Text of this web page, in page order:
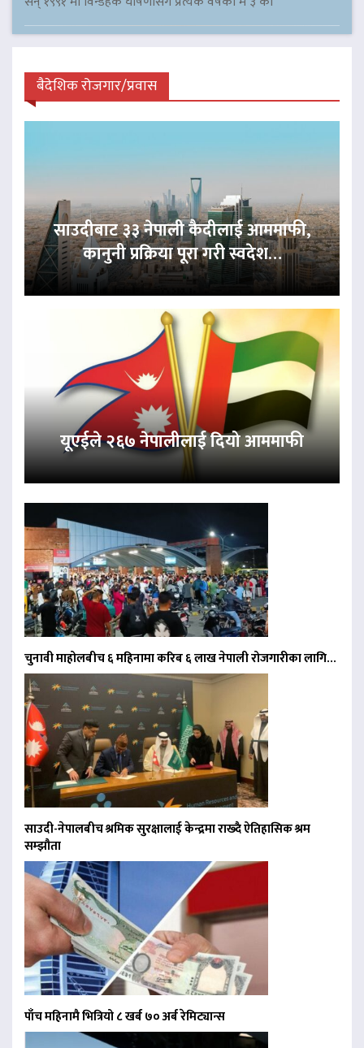
बैदेशिक रोजगार/प्रवास
साउदीबाट ३३ नेपाली कैदीलाई आममाफी,
कानुनी प्रक्रिया पूरा गरी स्वदेश…
यूएईले २६७ नेपालीलाई दियो आममाफी
चुनावी माहोलबीच ६ महिनामा करिब ६ लाख नेपाली रोजगारीका लागि…
साउदी-नेपालबीच श्रमिक सुरक्षालाई केन्द्रमा राख्दै ऐतिहासिक श्रम
सम्झौता
पाँच महिनामै भित्रियो ८ खर्ब ७० अर्ब रेमिट्यान्स